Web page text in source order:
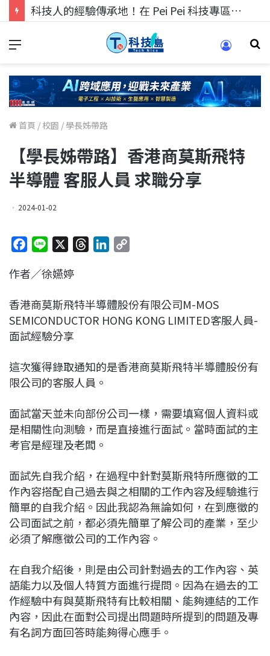
科技人找工作，就到TECH+ 科技專區!
首頁 / 校園 / 學長姊帶路
【學長姊帶路】香港商莫斯飛特
半導體 客服人員 求職分享
2024-01-02
c
b
o
o
n
a
d
e
d
L
i
作者／徐嬿婷
香港商莫斯飛特半導體股份有限公司M-MOS
SEMICONDUCTOR HONG KONG LIMITED客服人員-
面試經驗分享
這次獲得錄取通知的是香港商莫斯飛特半導體股份有
限公司的客服人員。
面試當天並未向部份公司一樣，需要填寫個人資料或
是相關性向測驗，而是直接進行面試。當時面試的主
考官是經理及老闆。
面試先自我介紹，在過程中針對莫斯飛特所應徵的工
作內容搭配自己過去與之相關的工作內容及經驗進行
簡單的自我介紹。因此我認為無論如何，在到應徵的
公司面試之前，都必須先簡單了解公司的產業，至少
必須了解應徵公司的工作內容。
在自我介紹後，則是由公司針對過去的工作內容、英
語能力以及個人特質方面進行提問。因為在過去的工
作經驗中有與莫斯飛特有比較相關、能夠連結的工作
內容，因此在面對公司提出問題時所提到的問題及專
有名詞方面回答時能夠得心應手。